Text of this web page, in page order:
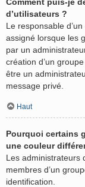
d’utilisateurs ?
Le responsable
assigné lorsque les
par un
création d’un
être un
message privé.
Haut
Pourquoi certains
une couleur
Les administrateurs
membres d’un
identification.